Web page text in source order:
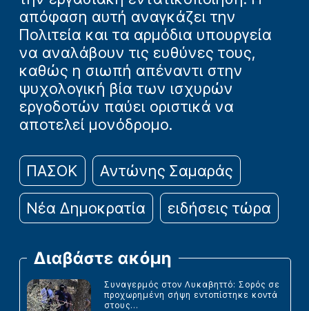
απόφαση αυτή αναγκάζει την
Πολιτεία και τα αρμόδια υπουργεία
να αναλάβουν τις ευθύνες τους,
καθώς η σιωπή απέναντι στην
ψυχολογική βία των ισχυρών
εργοδοτών παύει οριστικά να
αποτελεί μονόδρομο.
ΠΑΣΟΚ Αντώνης Σαμαράς
Νέα Δημοκρατία ειδήσεις τώρα
Διαβάστε ακόμη
Συναγερμός στον Λυκαβηττό: Σορός σε
προχωρημένη σήψη εντοπίστηκε κοντά
στους...